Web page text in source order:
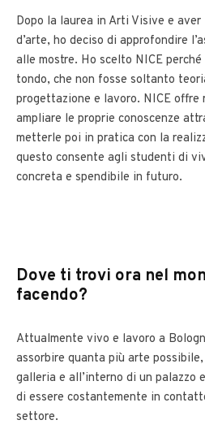
Dopo la laurea in Arti Visive e
d’arte, ho deciso di approfondire
alle mostre. Ho scelto NICE
tondo, che non fosse soltanto
progettazione e lavoro. NICE
ampliare le proprie conoscenze
metterle poi in pratica con la
questo consente agli studenti di
concreta e spendibile in futuro.
Dove ti trovi ora nel
facendo?
Attualmente vivo e lavoro a
assorbire quanta più arte
galleria e all’interno di un palazzo
di essere costantemente in
settore.